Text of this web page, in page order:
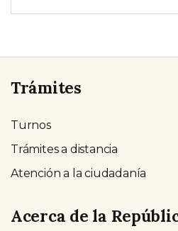
Trámites
Turnos
Trámites a distancia
Atención a la ciudadanía
Acerca de la